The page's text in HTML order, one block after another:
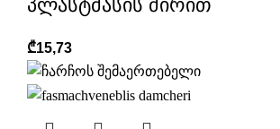
პლასტმასის ძირით
₾15,73